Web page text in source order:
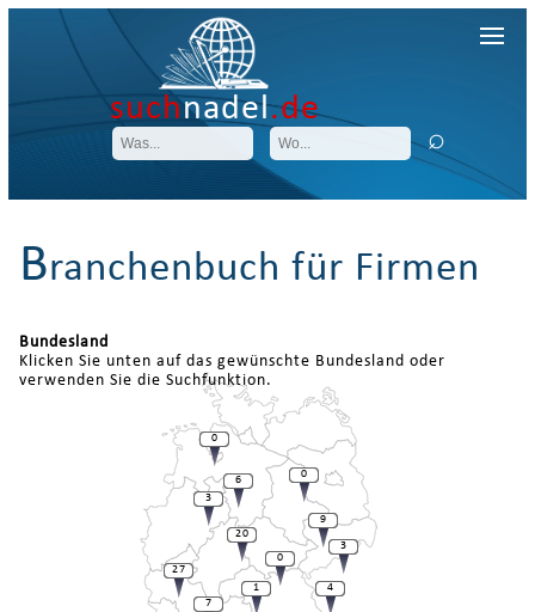
suchnadel.de
Branchenbuch für Firmen
Bundesland
Klicken Sie unten auf das gewünschte Bundesland oder
verwenden Sie die Suchfunktion.
4
3
27
9
0
0
6
0
3
20
7
1